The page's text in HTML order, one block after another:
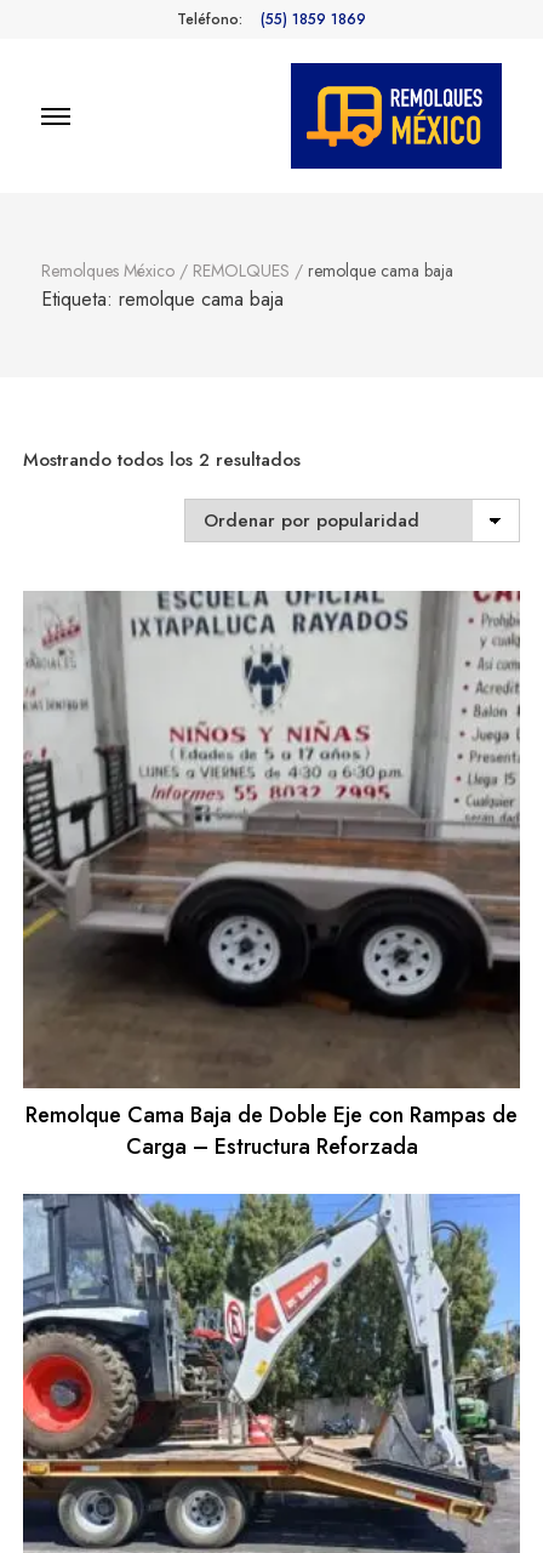
Teléfono: (55) 1859 1869
Remolques México / REMOLQUES / remolque cama baja
Etiqueta: remolque cama baja
Mostrando todos los 2 resultadosSorted
popularity
Remolque Cama Baja de Doble Eje con Rampas de
Carga – Estructura Reforzada